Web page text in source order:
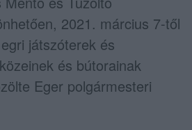
2021. március 7-től
játszóterek és
és bútorainak
Eger polgármesteri